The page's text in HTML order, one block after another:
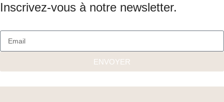
Inscrivez-vous à notre newsletter.
ENVOYER